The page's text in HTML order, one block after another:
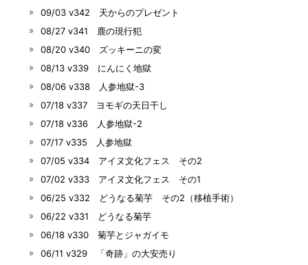
09/03 v342 天からのプレゼント
08/27 v341 鹿の現行犯
08/20 v340 ズッキーニの変
08/13 v339 にんにく地獄
08/06 v338 人参地獄-3
07/18 v337 ヨモギの天日干し
07/18 v336 人参地獄-2
07/17 v335 人参地獄
07/05 v334 アイヌ文化フェス その2
07/02 v333 アイヌ文化フェス その1
06/25 v332 どうなる菊芋 その2（移植手術）
06/22 v331 どうなる菊芋
06/18 v330 菊芋とジャガイモ
06/11 v329 「奇跡」の大安売り